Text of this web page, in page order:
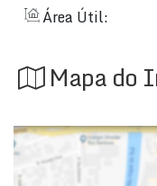
Área Útil:
Mapa do